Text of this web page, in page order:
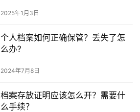
2025年1月3日
个人档案如何正确保管？丢失了怎
么办?
2024年7月8日
档案存放证明应该怎么开？需要什
么手续？